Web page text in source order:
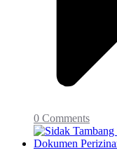
0 Comments